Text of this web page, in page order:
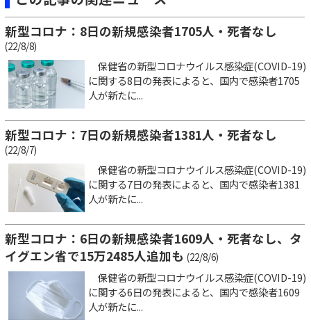
新型コロナ：8日の新規感染者1705人・死者なし
(22/8/8)
保健省の新型コロナウイルス感染症(COVID-19)
に関する8日の発表によると、国内で感染者1705
人が新たに...
新型コロナ：7日の新規感染者1381人・死者なし
(22/8/7)
保健省の新型コロナウイルス感染症(COVID-19)
に関する7日の発表によると、国内で感染者1381
人が新たに...
新型コロナ：6日の新規感染者1609人・死者なし、タ
イグエン省で15万2485人追加も (22/8/6)
保健省の新型コロナウイルス感染症(COVID-19)
に関する6日の発表によると、国内で感染者1609
人が新たに...